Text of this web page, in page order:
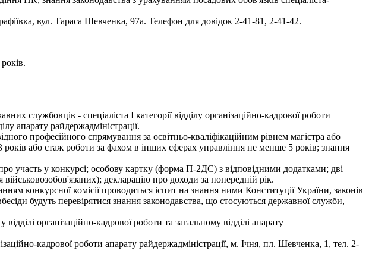
вул. Тараса Шевченка, 97а. Телефон для довідок 2-41-81, 2-41-42.
службовців - спеціаліста І категорії відділу організаційно-кадрової роботи
апарату райдержадміністрації.
професійного спрямування за освітньо-кваліфікаційним рівнем магістра або
років або стаж роботи за фахом в інших сферах управління не менше 5 років; знання
участь у конкурсі; особову картку (форма П-2ДС) з відповідними додатками; дві
декларацію про доходи за попередній рік.
конкурсної комісії проводиться іспит на знання ними Конституції України, законів
будуть перевірятися знання законодавства, що стосуються державної служби,
організаційно-кадрової роботи та загальному відділі апарату
кадрової роботи апарату райдержадміністрації, м. Ічня, пл. Шевченка, 1, тел. 2-